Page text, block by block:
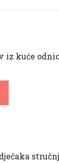
iz kuće